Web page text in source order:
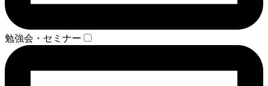
勉強会・セミナー